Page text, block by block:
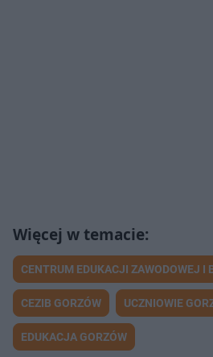
CENTRUM EDUKACJI ZAWODOWEJ I
CEZIB GORZÓW UCZNIOWIE
EDUKACJA GORZÓW